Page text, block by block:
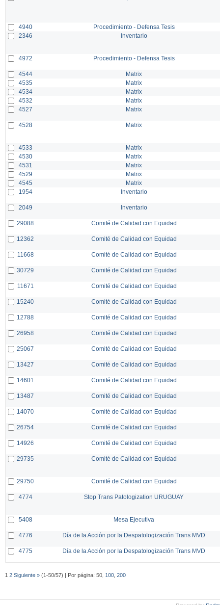
4940
Procedimiento - Defensa Tesis
2346
Inventario
4972 Procedimiento - Defensa Tesis
4544
Matrix
4535
Matrix
4534
Matrix
4532
Matrix
4527
Matrix
4528 Matrix
4533
Matrix
4530
Matrix
4531
Matrix
4529
Matrix
4545
Matrix
1954
Inventario
2049 Inventario
29088 Comité de Calidad con Equidad
12362 Comité de Calidad con Equidad
11668 Comité de Calidad con Equidad
30729 Comité de Calidad con Equidad
11671 Comité de Calidad con Equidad
15240 Comité de Calidad con Equidad
12788 Comité de Calidad con Equidad
26958 Comité de Calidad con Equidad
25067 Comité de Calidad con Equidad
13427 Comité de Calidad con Equidad
14601 Comité de Calidad con Equidad
13487 Comité de Calidad con Equidad
14070 Comité de Calidad con Equidad
26754 Comité de Calidad con Equidad
14926 Comité de Calidad con Equidad
29735 Comité de Calidad con Equidad
29750 Comité de Calidad con Equidad
4774 Stop Trans Patologization URUGUAY
5408 Mesa Ejecutiva
4776 Día de la Acción por la Despatologización Trans MVD
4775 Día de la Acción por la Despatologización Trans MVD
1 2 Siguiente » (1-50/57) | Por página: 50, 100 200